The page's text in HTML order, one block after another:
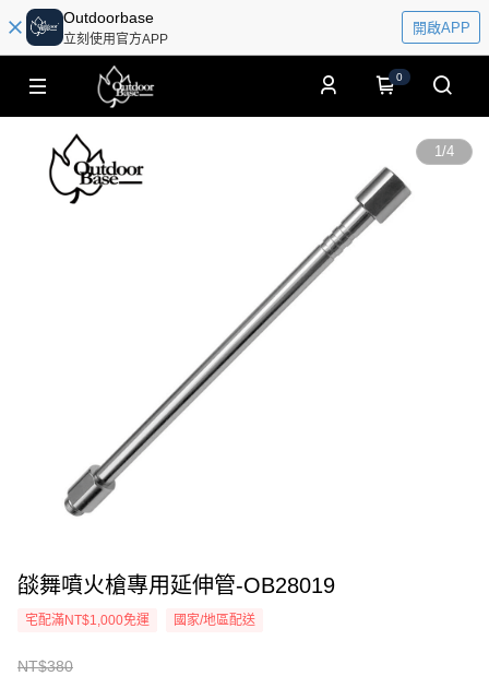
Outdoorbase
立刻使用官方APP
開啟APP
0
1/4
燄舞噴火槍專用延伸管-OB28019
宅配滿NT$1,000免運 國家/地區配送
NT$380